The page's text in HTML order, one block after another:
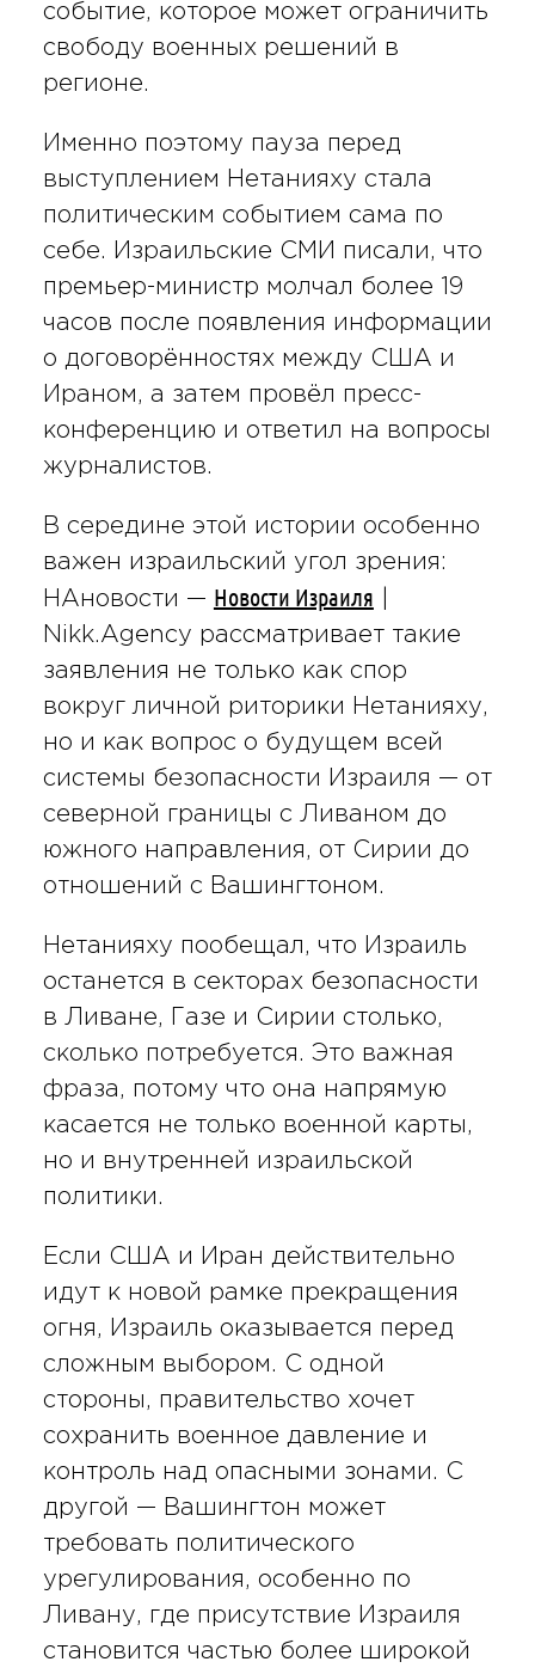
событие, которое может ограничить
свободу военных решений в
регионе.
Именно поэтому пауза перед
выступлением Нетанияху стала
политическим событием сама по
себе. Израильские СМИ писали, что
премьер-министр молчал более 19
часов после появления информации
о договорённостях между США и
Ираном, а затем провёл пресс-
конференцию и ответил на вопросы
журналистов.
В середине этой истории особенно
важен израильский угол зрения:
НАновости — Новости Израиля
Nikk.Agency рассматривает такие
заявления не только как спор
вокруг личной риторики Нетанияху,
но и как вопрос о будущем всей
системы безопасности Израиля — от
северной границы с Ливаном до
южного направления, от Сирии до
отношений с Вашингтоном.
Нетанияху пообещал, что Израиль
останется в секторах безопасности
в Ливане, Газе и Сирии столько,
сколько потребуется. Это важная
фраза, потому что она напрямую
касается не только военной карты,
но и внутренней израильской
политики.
Если США и Иран действительно
идут к новой рамке прекращения
огня, Израиль оказывается перед
сложным выбором. С одной
стороны, правительство хочет
сохранить военное давление и
контроль над опасными зонами. С
другой — Вашингтон может
требовать политического
урегулирования, особенно по
Ливану, где присутствие Израиля
становится частью более широкой